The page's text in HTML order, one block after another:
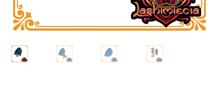
Manteiga
Óleos